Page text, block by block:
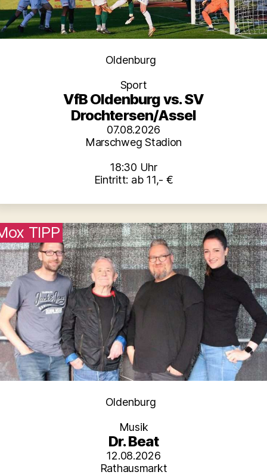
Kategorien
Oldenburg
Sport
VfB Oldenburg vs. SV
Drochtersen/Assel
07.08.2026
Marschweg Stadion
18:30 Uhr
Eintritt: ab 11,- €
TIPP
Kategorien
Oldenburg
Musik
Dr. Beat
12.08.2026
Rathausmarkt